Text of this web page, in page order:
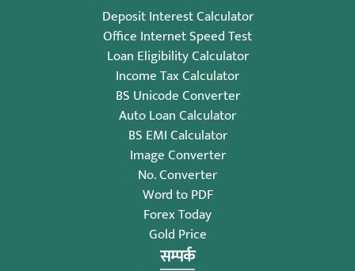
Deposit Interest Calculator
Office Internet Speed Test
Loan Eligibility Calculator
Income Tax Calculator
BS Unicode Converter
Auto Loan Calculator
BS EMI Calculator
Image Converter
No. Converter
Word to PDF
Forex Today
Gold Price
सम्पर्क